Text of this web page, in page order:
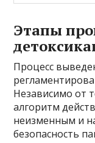
Этапы
Процесс
Независимо от
алгоритм
неизменным и
безопасность